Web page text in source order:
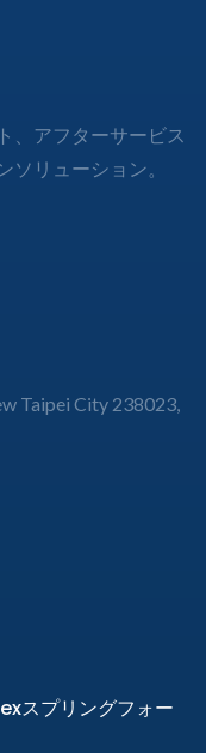
、アフターサービス
ソリューション。
Taipei City 238023,
スプリングフォー